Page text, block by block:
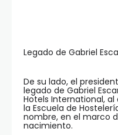
Legado de Gabriel
De su lado, el
legado de Gabriel
Hotels International,
la Escuela de
nombre, en el marco
nacimiento.